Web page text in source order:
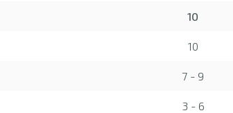
10
10
7 - 9
3 - 6